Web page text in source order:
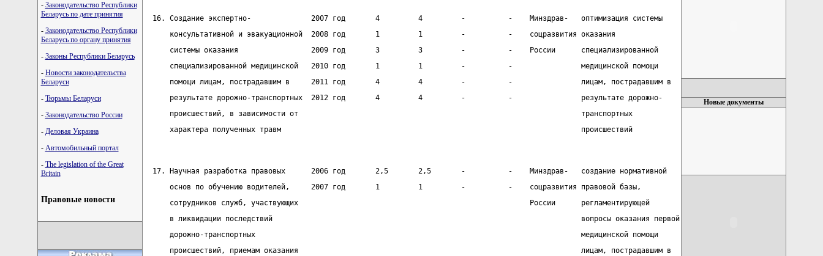
- Законодательство Республики
Беларусь по дате принятия
- Законодательство Республики
Беларусь по органу принятия
- Законы Республики Беларусь
- Новости законодательства
Беларуси
- Тюрьмы Беларуси
- Законодательство России
- Деловая Украина
- Автомобильный портал
- The legislation of the Great
Britain
Правовые новости
  16. Создание экспертно-              2007 год       4         4         -          -    Минздрав-   оптимизация системы
      консультативной и эвакуационной  2008 год       1         1         -          -    соцразвития оказания
      системы оказания                 2009 год       3         3         -          -    России      специализированной
      специализированной медицинской   2010 год       1         1         -          -                медицинской помощи
      помощи лицам, пострадавшим в     2011 год       4         4         -          -                лицам, пострадавшим в
      результате дорожно-транспортных  2012 год       4         4         -          -                результате дорожно-
      происшествий, в зависимости от                                                                  транспортных
      характера полученных травм                                                                      происшествий
  17. Научная разработка правовых      2006 год       2,5       2,5       -          -    Минздрав-   создание нормативной
      основ по обучению водителей,     2007 год       1         1         -          -    соцразвития правовой базы,
      сотрудников служб, участвующих                                                      России      регламентирующей
      в ликвидации последствий                                                                        вопросы оказания первой
      дорожно-транспортных                                                                            медицинской помощи
      происшествий, приемам оказания                                                                  лицам, пострадавшим в
Новые документы